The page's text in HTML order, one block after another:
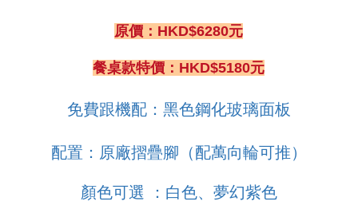
原價：HKD$6280元
餐桌款特價：HKD$5180元
免費跟機配：黑色鋼化玻璃面板
配置：原廠摺疊腳（配萬向輪可推）
顏色可選 ：白色、夢幻紫色